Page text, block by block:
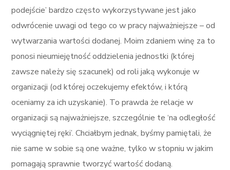
podejście’ bardzo często wykorzystywane jest jako
odwrócenie uwagi od tego co w pracy najważniejsze – od
wytwarzania wartości dodanej. Moim zdaniem winę za to
ponosi nieumiejętność oddzielenia jednostki (której
zawsze należy się szacunek) od roli jaką wykonuje w
organizacji (od której oczekujemy efektów, i którą
oceniamy za ich uzyskanie). To prawda że relacje w
organizacji są najważniejsze, szczególnie te ‘na odległość
wyciągniętej ręki’. Chciałbym jednak, byśmy pamiętali, że
nie same w sobie są one ważne, tylko w stopniu w jakim
pomagają sprawnie tworzyć wartość dodaną.